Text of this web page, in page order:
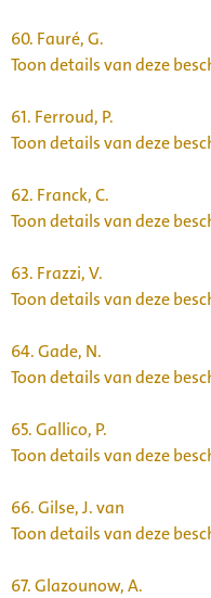
60. Fauré, G.
Toon details van deze
61. Ferroud, P.
Toon details van deze
62. Franck, C.
Toon details van deze
63. Frazzi, V.
Toon details van deze
64.Gade, N.
Toon details van deze
65.Gallico, P.
Toon details van deze
66.Gilse, J. van
Toon details van deze
67.Glazounow, A.